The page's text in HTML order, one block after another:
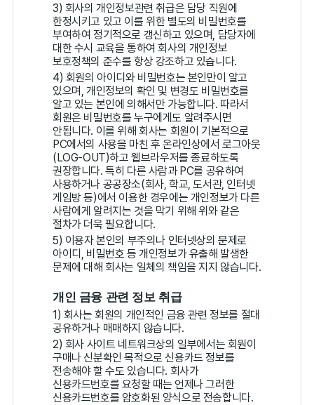
3) 회사의 개인정보관련 취급은 담당 직원에
한정시키고 있고 이를 위한 별도의 비밀번호를
부여하여 정기적으로 갱신하고 있으며, 담당자에
대한 수시 교육을 통하여 회사의 개인정보
보호정책의 준수를 항상 강조하고 있습니다.
4) 회원의 아이디와 비밀번호는 본인만이 알고
있으며, 개인정보의 확인 및 변경도 비밀번호를
알고 있는 본인에 의해서만 가능합니다. 따라서
회원은 비밀번호를 누구에게도 알려주시면
안됩니다. 이를 위해 회사는 회원이 기본적으로
PC에서의 사용을 마친 후 온라인상에서 로그아웃
(LOG-OUT)하고 웹브라우저를 종료하도록
권장합니다. 특히 다른 사람과 PC를 공유하여
사용하거나 공공장소(회사, 학교, 도서관, 인터넷
게임방 등)에서 이용한 경우에는 개인정보가 다른
사람에게 알려지는 것을 막기 위해 위와 같은
절차가 더욱 필요합니다.
5) 이용자 본인의 부주의나 인터넷상의 문제로
아이디, 비밀번호 등 개인정보가 유출해 발생한
문제에 대해 회사는 일체의 책임을 지지 않습니다.
개인 금융 관련 정보 취급
1) 회사는 회원의 개인적인 금융 관련 정보를 절대
공유하거나 매매하지 않습니다.
2) 회사 사이트 네트워크상의 일부에서는 회원이
구매나 신분확인 목적으로 신용카드 정보를
전송해야 할 수도 있습니다. 회사가
신용카드번호를 요청할 때는 언제나 그러한
신용카드번호를 암호화된 양식으로 전송합니다.